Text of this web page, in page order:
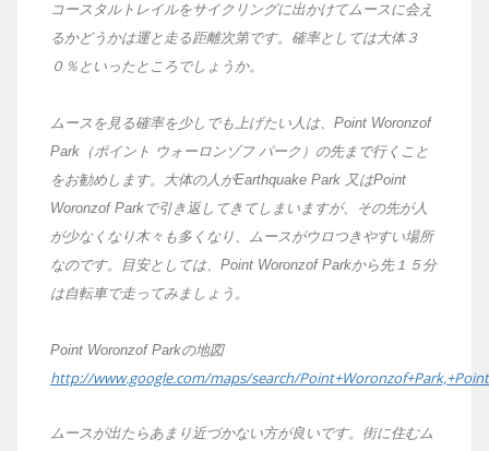
コースタルトレイルをサイクリングに出かけてムースに会え
るかどうかは運と走る距離次第です。確率としては大体３
０％といったところでしょうか。
ムースを見る確率を少しでも上げたい人は、Point Woronzof
Park（ポイント ウォーロンゾフ パーク）の先まで行くこと
をお勧めします。大体の人がEarthquake Park 又はPoint
Woronzof Parkで引き返してきてしまいますが、その先が人
が少なくなり木々も多くなり、ムースがウロつきやすい場所
なのです。目安としては、Point Woronzof Parkから先１５分
は自転車で走ってみましょう。
Point Woronzof Parkの地図
http://www.google.com/maps/search/
ムースが出たらあまり近づかない方が良いです。街に住むム